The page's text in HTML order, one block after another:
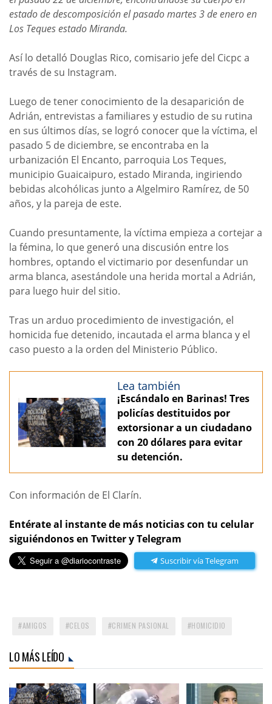
estado de descomposición el pasado martes 3 de enero en
Los Teques estado Miranda.
Así lo detalló Douglas Rico, comisario jefe del Cicpc a
través de su Instagram.
Luego de tener conocimiento de la desaparición de
Adrián, entrevistas a familiares y estudio de su rutina
en sus últimos días, se logró conocer que la víctima, el
pasado 5 de diciembre, se encontraba en la
urbanización El Encanto, parroquia Los Teques,
municipio Guaicaipuro, estado Miranda, ingiriendo
bebidas alcohólicas junto a Algelmiro Ramírez, de 50
años, y la pareja de este.
Cuando presuntamente, la víctima empieza a cortejar a
la fémina, lo que generó una discusión entre los
hombres, optando el victimario por desenfundar un
arma blanca, asestándole una herida mortal a Adrián,
para luego huir del sitio.
Tras un arduo procedimiento de investigación, el
homicida fue detenido, incautada el arma blanca y el
caso puesto a la orden del Ministerio Público.
Lea también
¡Escándalo en Barinas! Tres
policías destituidos por
extorsionar a un ciudadano
con 20 dólares para evitar
su detención.
Con información de El Clarín.
Entérate al instante de más noticias con tu celular
siguiéndonos en Twitter y Telegram
Suscribir vía Telegram
AMIGOS CELOS CRIMEN PASIONAL HOMICIDIO
LO MÁS LEÍDO